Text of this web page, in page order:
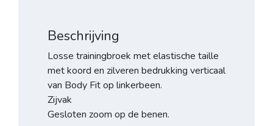
Beschrijving
Losse trainingbroek met elastische taille
met koord en zilveren bedrukking verticaal
van Body Fit op linkerbeen.
Zijvak
Gesloten zoom op de benen.